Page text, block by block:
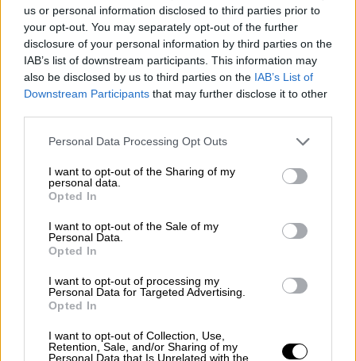
us or personal information disclosed to third parties prior to
your opt-out. You may separately opt-out of the further
disclosure of your personal information by third parties on the
IAB’s list of downstream participants. This information may
also be disclosed by us to third parties on the IAB’s List of
Downstream Participants that may further disclose it to other
Please note that this website/app uses one or more Google
not limited to your visit or usage behaviour. You may click to
grant or deny consent to Google and its third-party tags to
use your data for below specified purposes in below Google
consent section.
Personal Data Processing Opt Outs
I want to opt-out of the Sharing of my
personal data.
Opted In
I want to opt-out of the Sale of my
Personal Data.
Opted In
I want to opt-out of processing my
Personal Data for Targeted Advertising.
Opted In
I want to opt-out of Collection, Use,
Retention, Sale, and/or Sharing of my
Personal Data that Is Unrelated with the
Lifestyle|14.04.2021 16:50
έχει χαζέψει - Η Φουρέιρα τι δουλειά
έχει να γίνει παρουσιάστρια
Ο Αργύρης Παπαργυρόπουλος εξέφρασε το
παράπονο που έχει από καλλιτέχνες, οι
οποίοι, αν και ξεκίνησαν από μπουζούκια,
όταν άλλαξε το στάτους τους, ξέχασαν το
παρελθόν τους